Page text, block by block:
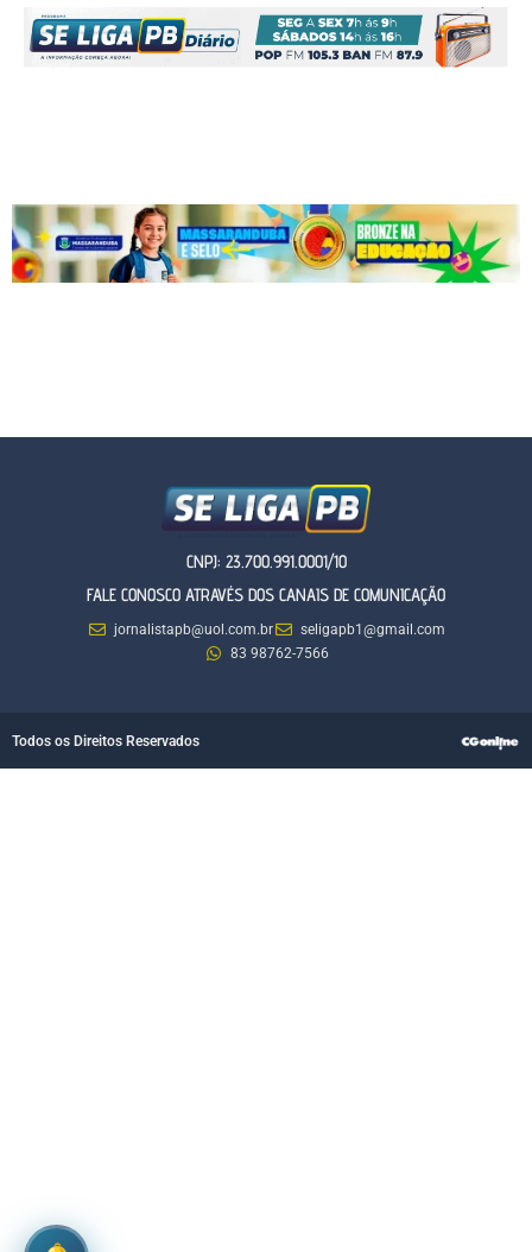
CNPJ: 23.700.991.0001/10
FALE CONOSCO ATRAVÉS DOS CANAIS DE COMUNICAÇÃO
jornalistapb@uol.com.br
seligapb1@gmail.com
83 98762-7566
Todos os Direitos Reservados